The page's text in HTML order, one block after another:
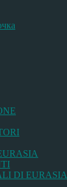
DI EURASIA